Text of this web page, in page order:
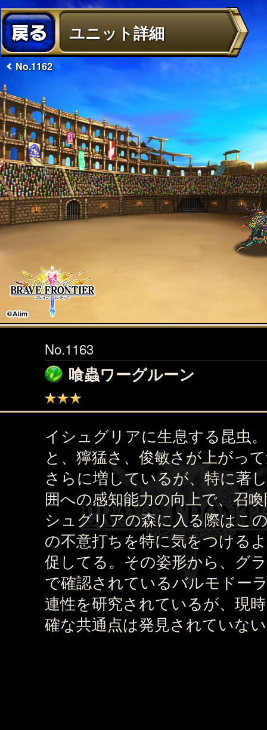
ユニット詳細
No.1162
No.1163
喰蟲ワーグルーン
イシュグリアに生息する昆虫
と、獰猛さ、俊敏さが上がっ
さらに増しているが、特に著
囲への感知能力の向上で、召
シュグリアの森に入る際はこ
の不意打ちを特に気をつける
促してる。その姿形から、グ
で確認されているバルモドー
連性を研究されているが、現
確な共通点は発見されていな